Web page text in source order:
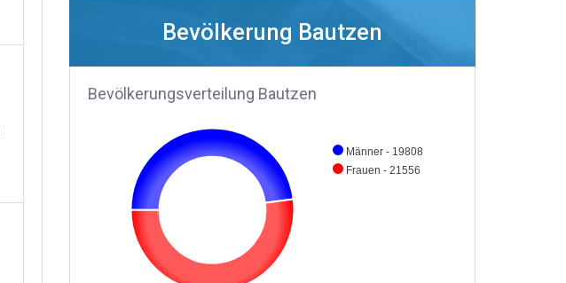
Bevölkerung Bautzen
Bevölkerungsverteilung Bautzen
Männer - 19808
Frauen - 21556